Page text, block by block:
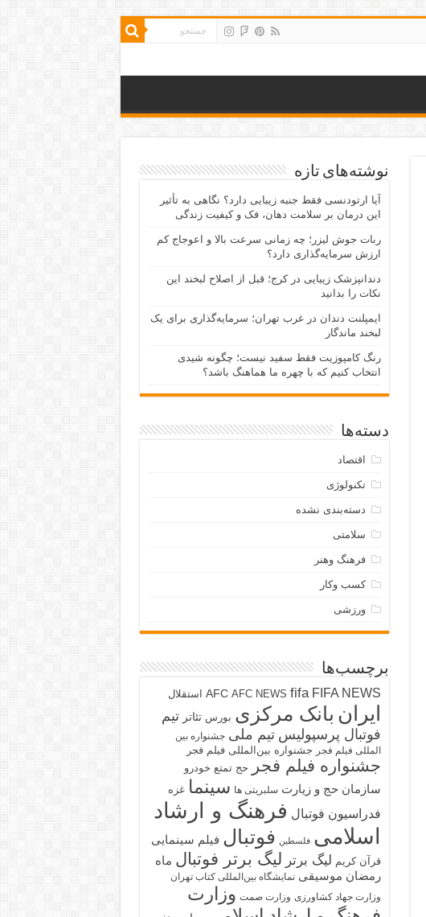
نوشته‌های تازه
آیا ارتودنسی فقط جنبه زیبایی دارد؟ نگاهی به تأثیر
این درمان بر سلامت دهان، فک و کیفیت زندگی
ربات جوش لیزر؛ چه زمانی سرعت بالا و اعوجاج کم
ارزش سرمایه‌گذاری دارد؟
دندانپزشک زیبایی در کرج؛ قبل از اصلاح لبخند این
نکات را بدانید
ایمپلنت دندان در غرب تهران؛ سرمایه‌گذاری برای یک
لبخند ماندگار
رنگ کامپوزیت فقط سفید نیست؛ چگونه شیدی
انتخاب کنیم که با چهره ما هماهنگ باشد؟
دسته‌ها
اقتصاد
تکنولوژی
دسته‌بندی نشده
سلامتی
فرهنگ وهنر
کسب وکار
ورزشی
برچسب‌ها
AFC AFC NEWS fifa FIFA NEWS استقلال
ایران بانک مرکزی بورس تئاتر تیم
فوتبال پرسپولیس تیم ملی جشنواره بین
المللی فیلم فجر جشنواره بین‌المللی فیلم فجر
جشنواره فیلم فجر حج تمتع خودرو
سازمان حج و زیارت سلبریتی ها سینما غزه
فدراسیون فوتبال فرهنگ و ارشاد
اسلامی فلسطین فوتبال فیلم سینمایی
قرآن کریم لیگ برتر لیگ برتر فوتبال ماه
رمضان موسیقی نمایشگاه بین‌المللی کتاب تهران
وزارت جهاد کشاورزی وزارت صمت وزارت